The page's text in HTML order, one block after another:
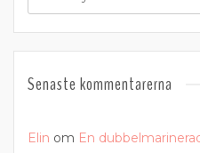
Senaste kommentarerna
Elin om En